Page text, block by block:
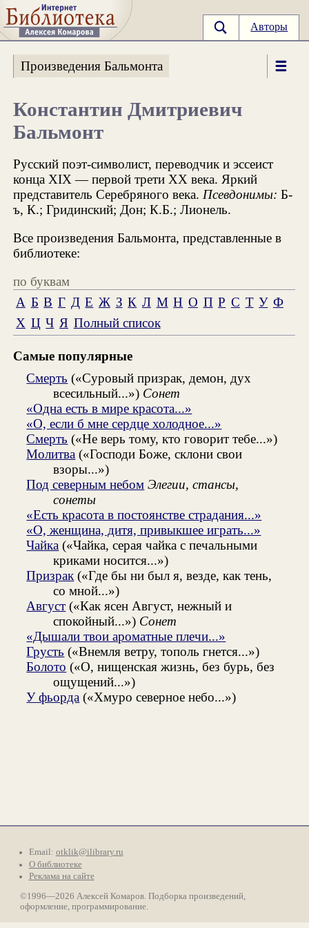
Авторы
Произведения Бальмонта
Константин Дмитриевич
Бальмонт
Русский поэт-символист, переводчик и эссеист
конца XIX — первой трети XX века. Яркий
представитель Серебряного века. Псевдонимы: Б-
ъ, К.; Гридинский; Дон; К.Б.; Лионель.
Все произведения Бальмонта, представленные в
библиотеке:
по буквам
А Б В Г Д Е Ж З К Л М Н О П Р С Т У Ф
Х Ц Ч Я Полный список
Самые популярные
Смерть («Суровый призрак, демон, дух
всесильный...») Сонет
«Одна есть в мире красота...»
«О, если б мне сердце холодное...»
Смерть («Не верь тому, кто говорит тебе...»)
Молитва («Господи Боже, склони свои
взоры...»)
Под северным небом Элегии, стансы,
сонеты
«Есть красота в постоянстве страдания...»
«О, женщина, дитя, привыкшее играть...»
Чайка («Чайка, серая чайка с печальными
криками носится...»)
Призрак («Где бы ни был я, везде, как тень,
со мной...»)
Август («Как ясен Август, нежный и
спокойный...») Сонет
«Дышали твои ароматные плечи...»
Грусть («Внемля ветру, тополь гнется...»)
Болото («О, нищенская жизнь, без бурь, без
ощущений...»)
У фьорда («Хмуро северное небо...»)
Email: otklik@ilibrary.ru
О библиотеке
Реклама на сайте
©1996—2026 Алексей Комаров. Подборка произведений,
оформление, программирование.